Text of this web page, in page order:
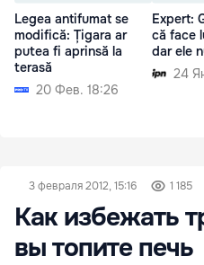
Legea antifumat se
modifică: Țigara ar
putea fi aprinsă la
terasă
20 Фев. 18:26
Expert:
că face
dar ele
24
3 февраля 2012, 15:16 1 185
Как избежать
вы топите печь